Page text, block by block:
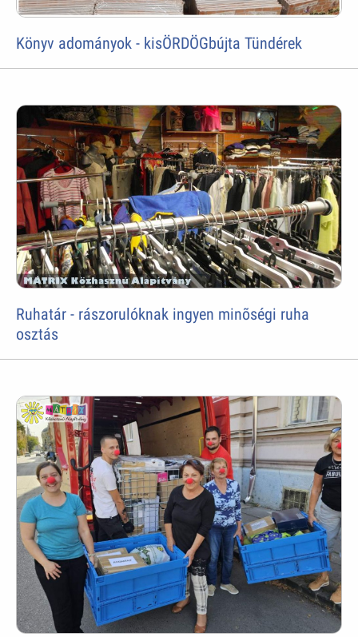
Könyv adományok - kisÖRDÖGbújta Tündérek
Ruhatár - rászorulóknak ingyen minõségi ruha
osztás